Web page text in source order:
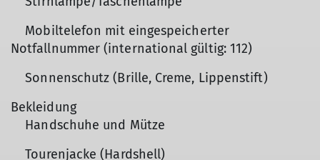
Mobiltelefon mit eingespeicherter
Notfallnummer (international gültig: 112)
Sonnenschutz (Brille, Creme, Lippenstift)
Bekleidung
Handschuhe und Mütze
Tourenjacke (Hardshell)